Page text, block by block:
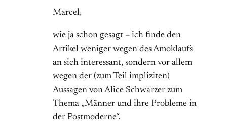
Marcel,
wie ja schon gesagt – ich finde den
Artikel weniger wegen des Amoklaufs
an sich interessant, sondern vor allem
wegen der (zum Teil impliziten)
Aussagen von Alice Schwarzer zum
Thema „Männer und ihre Probleme in
der Postmoderne“.